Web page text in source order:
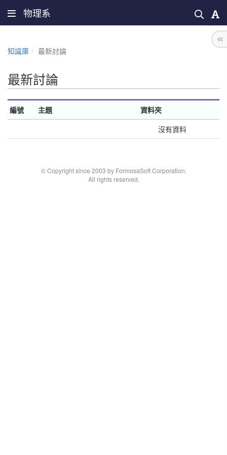
物理系
知識庫 最新討論
最新討論
編號 主題
資料夾
沒有資料
© Copyright since 2003 by FormosaSoft Corporation.
All rights reserved.